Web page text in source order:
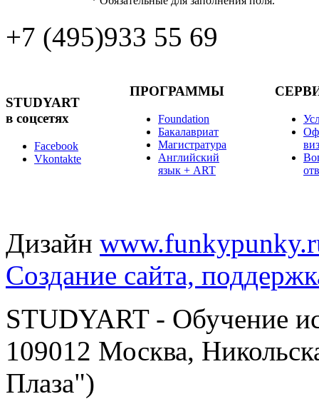
+7 (495)933 55 69
STUDYART
в соцсетях
Facebook
Vkontakte
ПРОГРАММЫ
Foundation
Бакалавриат
Магистратура
Английский
язык + ART
Дизайн
Создание сайта,
STUDYART - Обучение
109012 Москва,
Плаза")